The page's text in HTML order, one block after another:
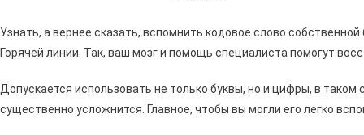
Узнать, а вернее сказать, вспомнить кодовое слово
Горячей линии. Так, ваш мозг и помощь специалиста помогут
Допускается использовать не только буквы, но и цифры, в
существенно усложнится. Главное, чтобы вы могли его легко